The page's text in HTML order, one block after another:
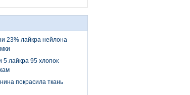
23% лайкра нейлона
5 лайкра 95 хлопок
покрасила ткань